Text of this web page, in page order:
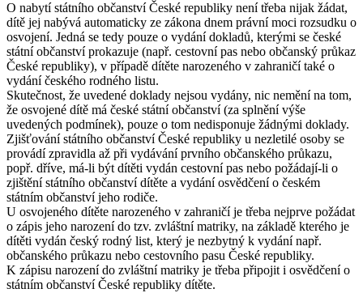
O nabytí státního občanství České republiky není třeba nijak žádat,
dítě jej nabývá automaticky ze zákona dnem právní moci rozsudku o
osvojení. Jedná se tedy pouze o vydání dokladů, kterými se české
státní občanství prokazuje (např. cestovní pas nebo občanský průkaz
České republiky), v případě dítěte narozeného v zahraničí také o
vydání českého rodného listu.
Skutečnost, že uvedené doklady nejsou vydány, nic nemění na tom,
že osvojené dítě má české státní občanství (za splnění výše
uvedených podmínek), pouze o tom nedisponuje žádnými doklady.
Zjišťování státního občanství České republiky u nezletilé osoby se
provádí zpravidla až při vydávání prvního občanského průkazu,
popř. dříve, má-li být dítěti vydán cestovní pas nebo požádají-li o
zjištění státního občanství dítěte a vydání osvědčení o českém
státním občanství jeho rodiče.
U osvojeného dítěte narozeného v zahraničí je třeba nejprve požádat
o zápis jeho narození do tzv. zvláštní matriky, na základě kterého je
dítěti vydán český rodný list, který je nezbytný k vydání např.
občanského průkazu nebo cestovního pasu České republiky.
K zápisu narození do zvláštní matriky je třeba připojit i osvědčení o
státním občanství České republiky dítěte.